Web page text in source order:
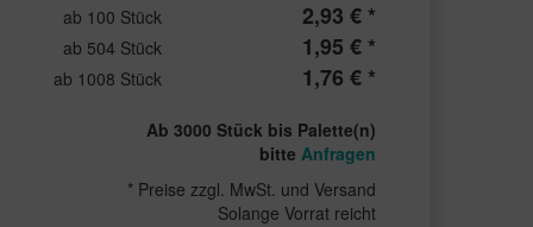
ab 100 Stück 2,93 € *
ab 504 Stück 1,95 € *
ab 1008 Stück 1,76 € *
Ab 3000 Stück bis Palette(n)
bitte Anfragen
* Preise zzgl. MwSt. und Versand
Solange Vorrat reicht